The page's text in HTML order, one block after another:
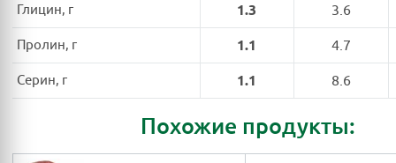
Глицин, г 1.3 3.6
Пролин, г 1.1 4.7
Серин, г 1.1 8.6
Похожие продукты: